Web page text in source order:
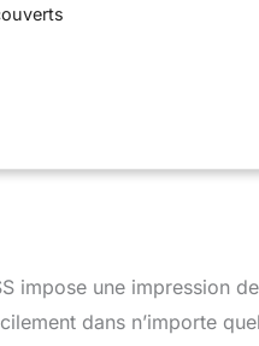
impose une impression
dans n’importe